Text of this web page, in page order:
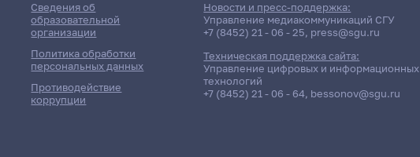
Сведения об
образовательной
организации
Политика обработки
персональных данных
Противодействие
коррупции
Новости и пресс-поддержка:
Управление медиакоммуникаций СГУ
+7 (8452) 21 - 06 - 25, press@sgu.ru
Техническая поддержка сайта:
Управление цифровых и информационных
технологий
+7 (8452) 21 - 06 - 64, bessonov@sgu.ru